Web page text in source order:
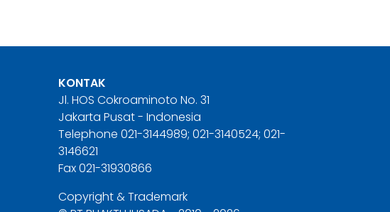
KONTAK
Jl. HOS Cokroaminoto No. 31
Jakarta Pusat - Indonesia
Telephone 021-3144989; 021-3140524; 021-
3146621
Fax 021-31930866
Copyright & Trademark